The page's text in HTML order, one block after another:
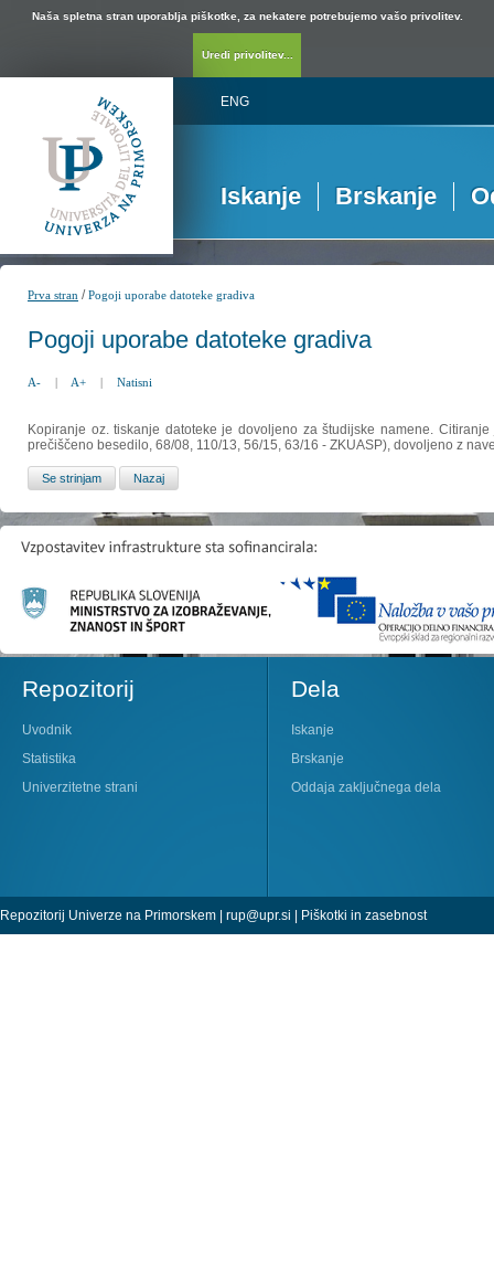
Naša spletna stran uporablja piškotke, za nekatere potrebujemo vašo privolitev.
Uredi privolitev...
ENG
Iskanje Brskanje
Prva stran /Pogoji uporabe datoteke gradiva
Pogoji uporabe datoteke gradiva
A- | A+ | Natisni
Kopiranje oz. tiskanje datoteke je dovoljeno za študijske namene.
prečiščeno besedilo, 68/08, 110/13, 56/15, 63/16 - ZKUASP), dovoljeno z
Repozitorij
Uvodnik
Statistika
Univerzitetne strani
Dela
Iskanje
Brskanje
Oddaja zaključnega dela
Repozitorij Univerze na Primorskem | rup@upr.si | Piškotki in zasebnost